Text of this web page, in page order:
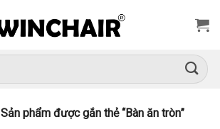
Sản phẩm được gắn thẻ “Bàn ăn tròn”